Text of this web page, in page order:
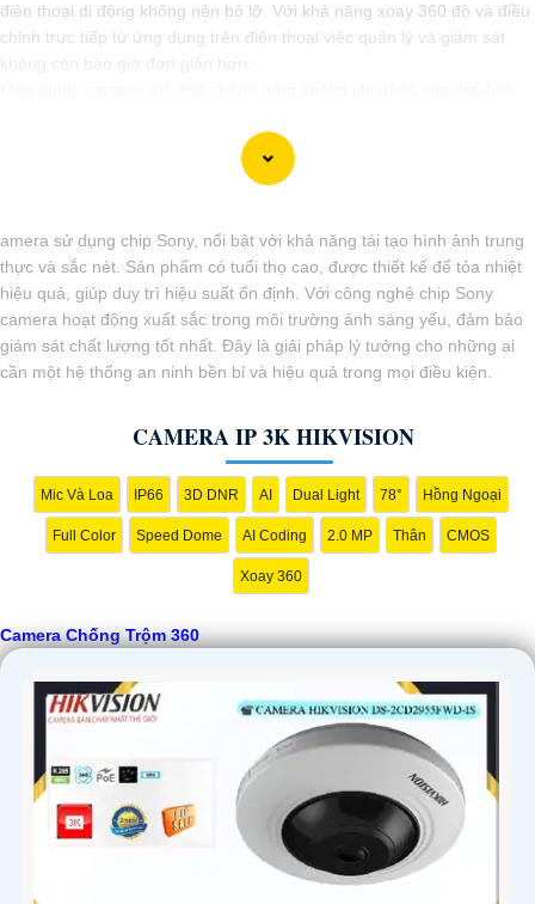
điện thoại di động không nên bỏ lỡ. Với khả năng xoay 360 độ và điều
chỉnh trực tiếp từ ứng dụng trên điện thoại việc quản lý và giám sát
amera sử dụng chip Sony, nổi bật với khả năng tái tạo hình ảnh trung
thực và sắc nét. Sản phẩm có tuổi thọ cao, được thiết kế để tỏa nhiệt
hiệu quả, giúp duy trì hiệu suất ổn định. Với công nghệ chip Sony
camera hoạt động xuất sắc trong môi trường ánh sáng yếu, đảm bảo
giám sát chất lượng tốt nhất. Đây là giải pháp lý tưởng cho những ai
cần một hệ thống an ninh bền bỉ và hiệu quả trong mọi điều kiện.
CAMERA IP 3K HIKVISION
Mic Và Loa IP66 3D DNR AI Dual Light 78° Hồng Ngoại
Full Color Speed Dome AI Coding 2.0 MP Thân CMOS
Xoay 360
Camera Chống Trộm 360